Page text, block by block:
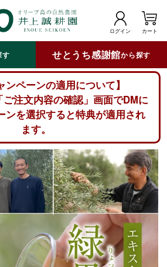
ログイン カート
す せとうち感謝館から探す
ンペーンの適用について】
注文内容の確認」画面でDMに
ンを選択すると特典が適用され
ます。